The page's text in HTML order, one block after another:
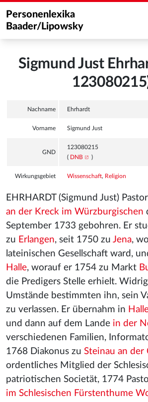
Personenlexika
Baader/Lipowsky
Sigmund Just
Nachname Ehrhardt
Vorname Sigmund Just
GND
123080215
( DNB )
Wirkungsgebiet Wissenschaft, Religion
EHRHARDT (Sigmund Just)
an der Kreck im Würzburgischen
September 1733 gebohren. Er
zu Erlangen, seit 1750 zu Jena,
lateinischen Gesellschaft ward,
Halle, worauf er 1754 zu Markt
die Predigers Stelle erhielt.
Umstände bestimmten ihn, sein
zu verlassen. Er übernahm in
und dann auf dem Lande in der
verschiedenen Familien,
1768 Diakonus zu Steinau an der
ordentliches Mitglied der
patriotischen Societät, 1774
im Schlesischen Fürstenthume